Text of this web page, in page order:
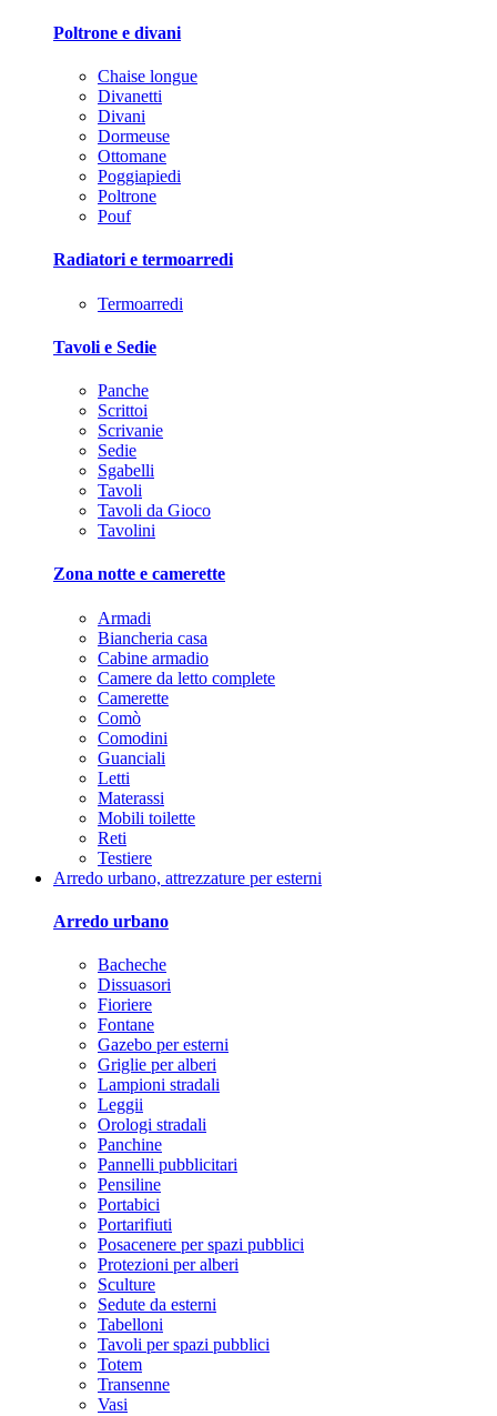
Poltrone e divani
Chaise longue
Divanetti
Divani
Dormeuse
Ottomane
Poggiapiedi
Poltrone
Pouf
Radiatori e termoarredi
Termoarredi
Tavoli e Sedie
Panche
Scrittoi
Scrivanie
Sedie
Sgabelli
Tavoli
Tavoli da Gioco
Tavolini
Zona notte e camerette
Armadi
Biancheria casa
Cabine armadio
Camere da letto complete
Camerette
Comò
Comodini
Guanciali
Letti
Materassi
Mobili toilette
Reti
Testiere
Arredo urbano, attrezzature per esterni
Arredo urbano
Bacheche
Dissuasori
Fioriere
Fontane
Gazebo per esterni
Griglie per alberi
Lampioni stradali
Leggii
Orologi stradali
Panchine
Pannelli pubblicitari
Pensiline
Portabici
Portarifiuti
Posacenere per spazi pubblici
Protezioni per alberi
Sculture
Sedute da esterni
Tabelloni
Tavoli per spazi pubblici
Totem
Transenne
Vasi